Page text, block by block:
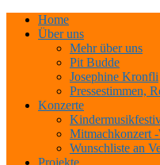
Home
Über uns
Mehr über uns
Pit Budde
Josephine Kronfli
Pressestimmen,
Konzerte
Mitmachkonzert
Wunschliste an
Projekte